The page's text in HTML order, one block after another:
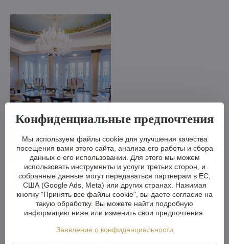
Конфиденциальные предпочтения
Мы используем файлы cookie для улучшения качества
посещения вами этого сайта, анализа его работы и сбора
данных о его использовании. Для этого мы можем
использовать инструменты и услуги третьих сторон, и
собранные данные могут передаваться партнерам в ЕС,
США (Google Ads, Meta) или других странах. Нажимая
кнопку "Принять все файлы cookie", вы даете согласие на
такую обработку. Вы можете найти подробную
информацию ниже или изменить свои предпочтения.
Заявление о конфиденциальности